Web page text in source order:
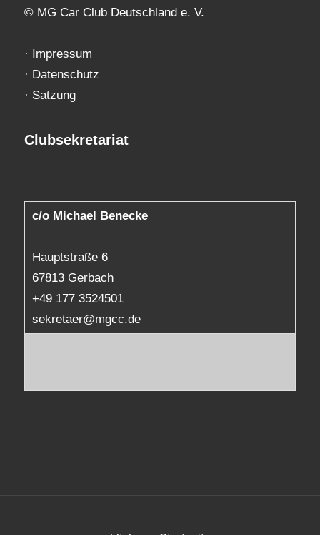
© MG Car Club Deutschland e. V.
· Impressum
· Datenschutz
· Satzung
Clubsekretariat
c/o Michael Benecke
Hauptstraße 6
67813 Gerbach
+49 177 3524501
sekretaer@mgcc.de